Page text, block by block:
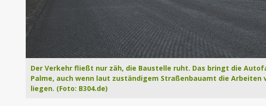
Der Verkehr fließt nur zäh, die Baustelle ruht. Das bringt die
Palme, auch wenn laut zuständigem Straßenbauamt die Arbeiten
liegen. (Foto: B304.de)